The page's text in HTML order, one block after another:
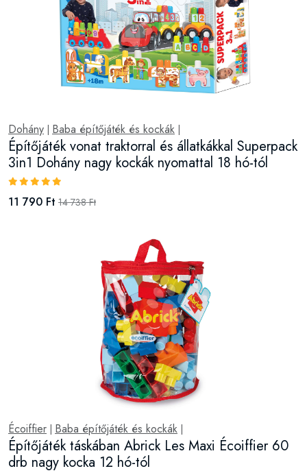
Dohány Baba építőjáték és kockák
Építőjáték vonat traktorral és állatkákkal Superpack
3in1 Dohány nagy kockák nyomattal 18 hó-tól
11 790 Ft 14 738 Ft
Écoiffier Baba építőjáték és kockák
Építőjáték táskában Abrick Les Maxi Écoiffier 60
drb nagy kocka 12 hó-tól